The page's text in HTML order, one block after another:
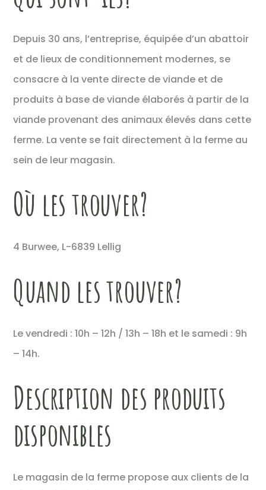
Depuis 30 ans, l’entreprise, équipée d’un abattoir
et de lieux de conditionnement modernes, se
consacre à la vente directe de viande et de
produits à base de viande élaborés à partir de la
viande provenant des animaux élevés dans cette
ferme. La vente se fait directement à la ferme au
sein de leur magasin.
Où les trouver?
4 Burwee, L-6839 Lellig
Quand les trouver?
Le vendredi : 10h – 12h / 13h – 18h et le samedi : 9h
– 14h.
Description des produits
disponibles
Le magasin de la ferme propose aux clients de la